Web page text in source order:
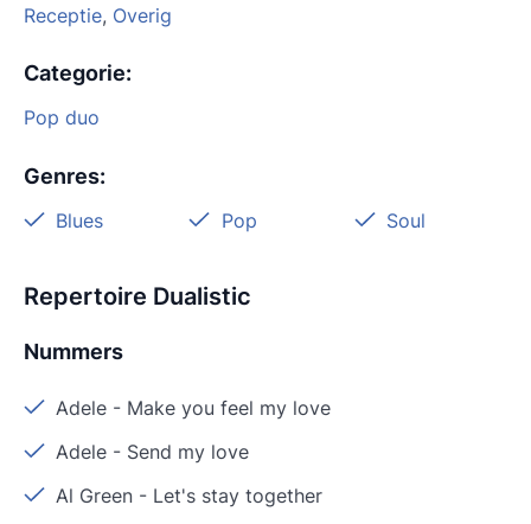
Receptie, Overig
Categorie:
Pop duo
Genres:
Blues Pop Soul
Repertoire Dualistic
Nummers
Adele - Make you feel my love
Adele - Send my love
Al Green - Let's stay together